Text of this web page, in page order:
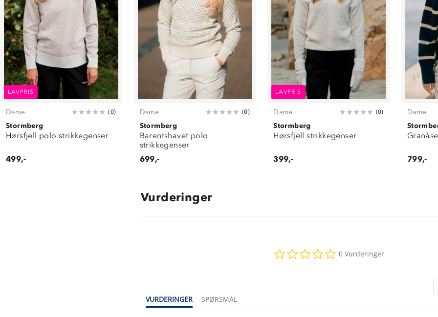
LAVPRIS
Dame (0)
Stormberg
Hørsfjell polo strikkegenser
499,-
Dame (0)
Stormberg
Barentshavet polo
strikkegenser
699,-
LAVPRIS
Dame (0)
Stormberg
Hørsfjell strikkegenser
399,-
Dame
799,-
Vurderinger
star
0 Vurderinger
VURDERINGER SPØRSMÅL